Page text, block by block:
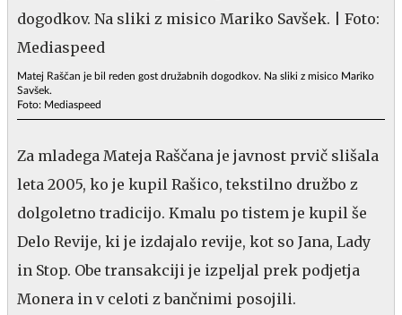
Matej Raščan je bil reden gost družabnih dogodkov. Na sliki z misico Mariko
Savšek.
Foto: Mediaspeed
Za mladega Mateja Raščana je javnost prvič slišala
leta 2005, ko je kupil Rašico, tekstilno družbo z
dolgoletno tradicijo. Kmalu po tistem je kupil še
Delo Revije, ki je izdajalo revije, kot so Jana, Lady
in Stop. Obe transakciji je izpeljal prek podjetja
Monera in v celoti z bančnimi posojili.